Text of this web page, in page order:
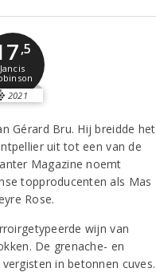
,5
Jancis
2021
Gérard Bru. Hij breidde het
uit tot een van de
Magazine noemt
topproducenten als Mas
Rose.
wijn van
De grenache- en
in betonnen cuves.